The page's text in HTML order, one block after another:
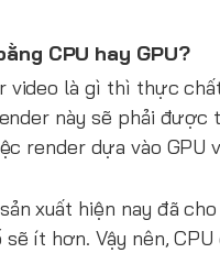
CPU hay GPU?
video là gì thì thực
này sẽ phải
render dựa vào GPU
xuất hiện nay đã
sẽ ít hơn. Vậy nên,